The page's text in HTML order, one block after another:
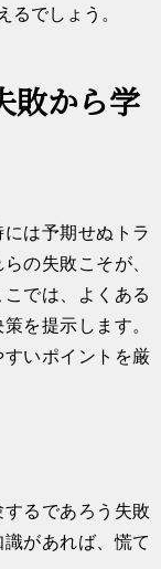
でしょう。
敗から学
は予期せぬトラ
の失敗こそが、
では、よくある
を提示します。
いポイントを厳
るであろう失敗
があれば、慌て